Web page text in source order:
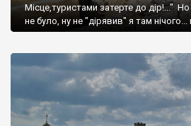
Місце,туристами затерте до дір!..."
не було, ну не "дірявив" я там нічого...